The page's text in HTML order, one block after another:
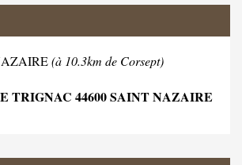
(à 10.3km de Corsept)
TRIGNAC 44600 SAINT NAZAIRE